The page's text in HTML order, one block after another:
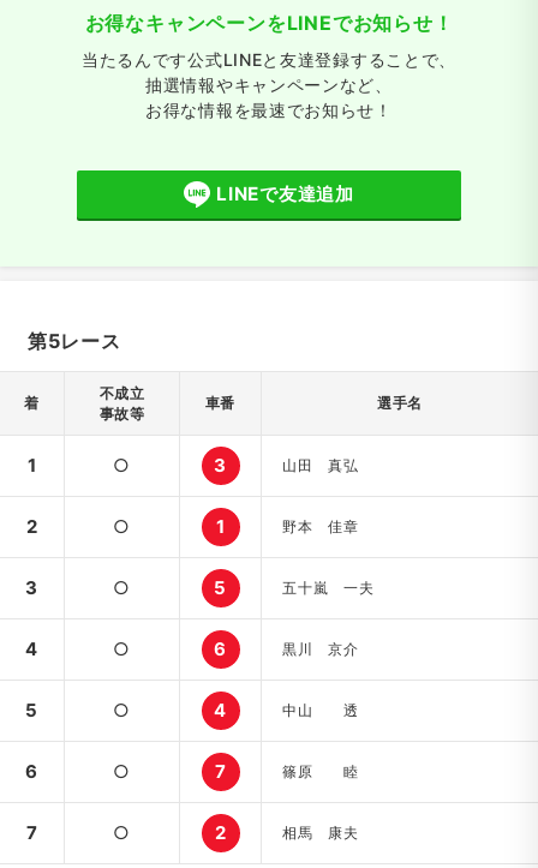
お得なキャンペーンをLINEでお知らせ！
当たるんです公式LINEと友達登録することで、
抽選情報やキャンペーンなど、
お得な情報を最速でお知らせ！
LINEで友達追加
第5レース
着
不成立
事故等
車番 選手名
1 ○ 3 山田 真弘
2 ○ 1 野本 佳章
3 ○ 5 五十嵐 一夫
4 ○ 6 黒川 京介
5 ○ 4 中山 透
6 ○ 7 篠原 睦
7 ○ 2 相馬 康夫